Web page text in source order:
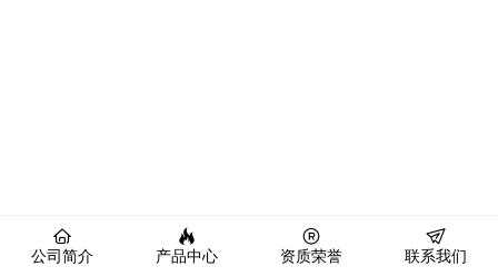
公司简介 产品中心 资质荣誉 联系我们